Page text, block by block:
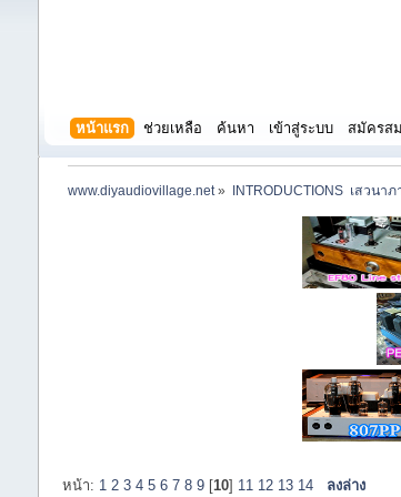
หน้าแรก ช่วยเหลือ ค้นหา เข้าสู่ระบบ สมัครส
www.diyaudiovillage.net» INTRODUCTIONS  เสวนา
หน้า: 1 2 3 4 5 6 7 8 9 [10] 11 12 13 14 ลงล่าง